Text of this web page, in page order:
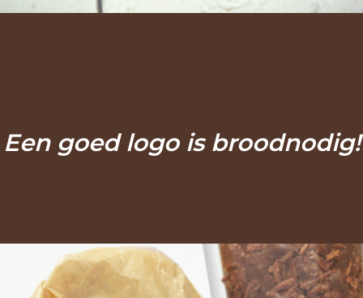
doen
Marketing
Ons
Een goed logo is broodnodig!